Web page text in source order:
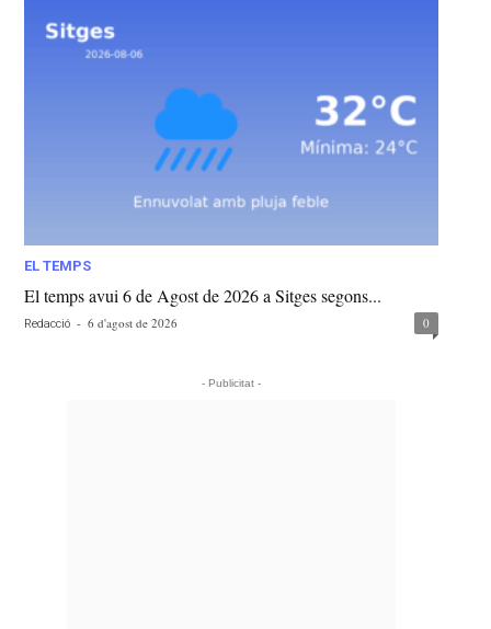
EL TEMPS
El temps avui 6 de Agost de 2026 a Sitges segons...
Redacció - 6 d'agost de 2026 0
- Publicitat -